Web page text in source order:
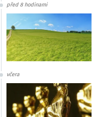
před 8 hodinami
včera